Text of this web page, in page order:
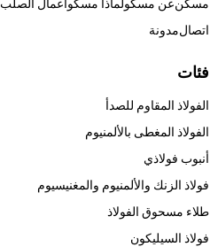
مسكنعن مسكولماذا مسكوأعمال الصلب
اتصالمدونة
فئات
الفولاذ المقاوم للصدأ
الفولاذ المغطى بالألمنيوم
أنبوب فولاذي
فولاذ الزنك والألمنيوم والمغنيسيوم
طلاء مسحوق الفولاذ
فولاذ السيليكون